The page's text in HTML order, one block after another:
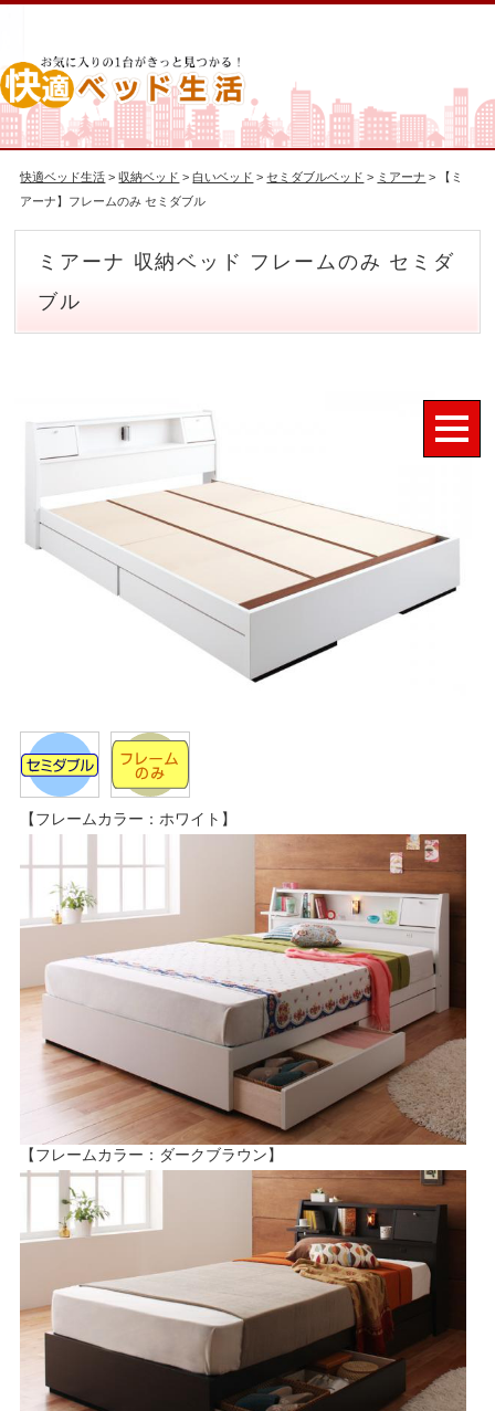
快適ベッド生活 >収納ベッド >白いベッド >セミダブルベッド > ミアーナ > 【ミ
アーナ】フレームのみ セミダブル
ミアーナ 収納ベッド フレームのみ セミダ
ブル
【フレームカラー：ホワイト】
【フレームカラー：ダークブラウン】